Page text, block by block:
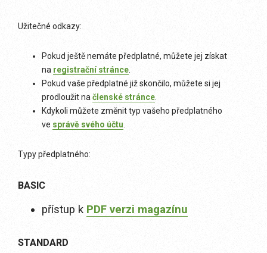
Užitečné odkazy:
Pokud ještě nemáte předplatné, můžete jej získat
na registrační stránce
Pokud vaše předplatné již skončilo, můžete si jej
prodloužit na členské stránce
Kdykoli můžete změnit typ vašeho předplatného
ve správě svého účtu
Typy předplatného:
BASIC
přístup k PDF verzi magazínu
STANDARD